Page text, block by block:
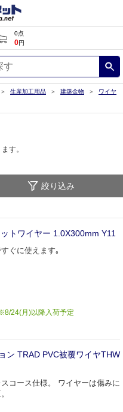
0点
0円
生産加工用品 建築金物
ワイヤ
す。
絞り込み
トワイヤー 1.0X300mm Y11
ぐに使えます｡
24(月)以降入荷予定
ン TRAD PVC被覆ワイヤTHW
コース仕様。 ワイヤーは傷みに